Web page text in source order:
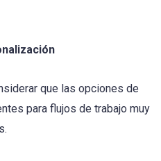
que las opciones de
para flujos de trabajo muy